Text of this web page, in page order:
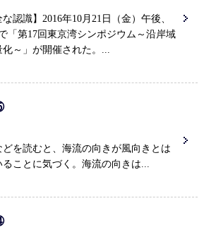
認識】2016年10月21日（金）午後、
「第17回東京湾シンポジウム～沿岸域
～」が開催された。...
どを読むと、海流の向きが風向きとは
ことに気づく。海流の向きは...